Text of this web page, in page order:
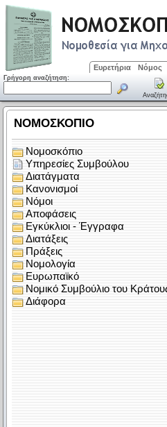
Ευρετήρια Νόμος
Γρήγορη αναζήτηση: